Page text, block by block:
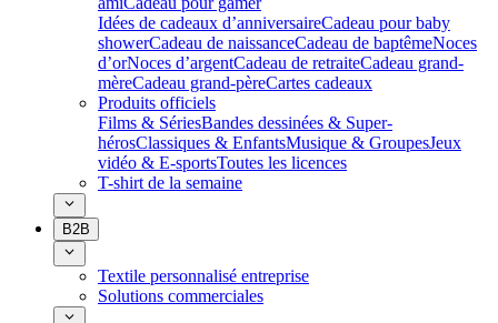
Idées de cadeaux d’anniversaireCadeau pour baby
showerCadeau de naissanceCadeau de baptêmeNoces
d’orNoces d’argentCadeau de retraiteCadeau grand-
mèreCadeau grand-pèreCartes cadeaux
Produits officiels
Films & SériesBandes dessinées & Super-
hérosClassiques & EnfantsMusique & GroupesJeux
vidéo & E-sportsToutes les licences
T-shirt de la semaine
B2B
Textile personnalisé entreprise
Solutions commerciales